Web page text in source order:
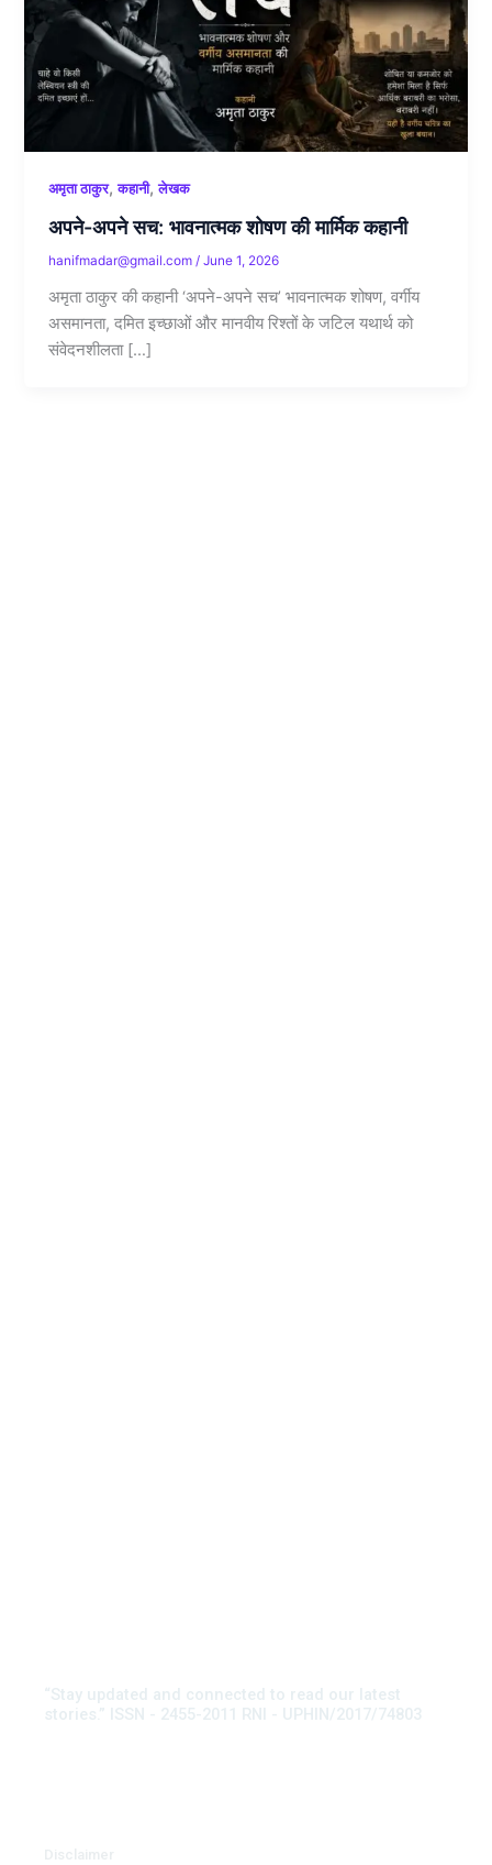
अमृता ठाकुर,कहानी,लेखक
अपने-अपने सच: भावनात्मक शोषण की मार्मिक कहानी
hanifmadar@gmail.com/June 1, 2026
अमृता ठाकुर की कहानी ‘अपने-अपने सच’ भावनात्मक शोषण, वर्गीय
असमानता, दमित इच्छाओं और मानवीय रिश्तों के जटिल यथार्थ को
संवेदनशीलता […]
“Stay updated and connected to read our latest
stories.” ISSN - 2455-2011 RNI - UPHIN/2017/74803